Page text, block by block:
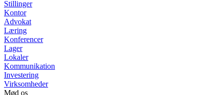
Stillinger
Kontor
Advokat
Læring
Konferencer
Lager
Lokaler
Kommunikation
Investering
Virksomheder
Mød os